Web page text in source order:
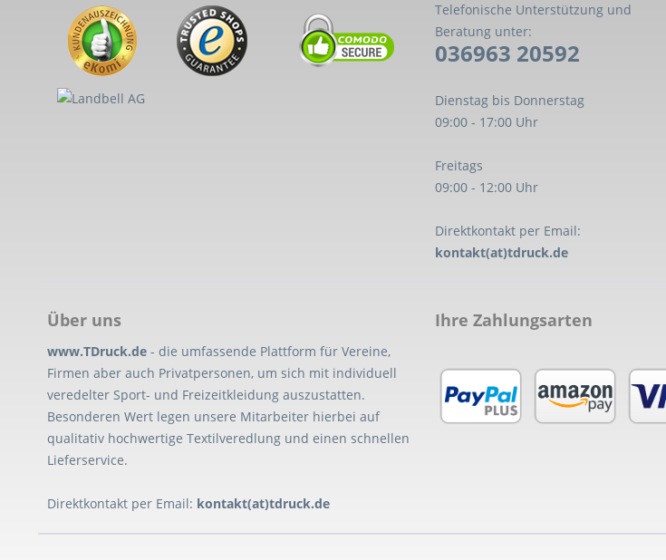
Telefonische Unterstützung und
Beratung unter:
036963 20592
Dienstag bis Donnerstag
09:00 - 17:00 Uhr
Freitags
09:00 - 12:00 Uhr
Direktkontakt per Email:
kontakt(at)tdruck.de
Über uns
www.TDruck.de - die umfassende Plattform für Vereine,
Firmen aber auch Privatpersonen, um sich mit individuell
veredelter Sport- und Freizeitkleidung auszustatten.
Besonderen Wert legen unsere Mitarbeiter hierbei auf
qualitativ hochwertige Textilveredlung und einen schnellen
Lieferservice.
Direktkontakt per Email: kontakt(at)tdruck.de
Ihre Zahlungsarten